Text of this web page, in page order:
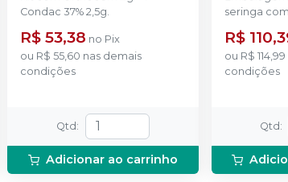
Condac 37% 2,5g.
R$ 53,38 no Pix
ou R$ 55,60 nas demais
condições
Qtd :
Adicionar ao carrinho
seringa
R$
ou R$ 114,99
condições
Qtd :